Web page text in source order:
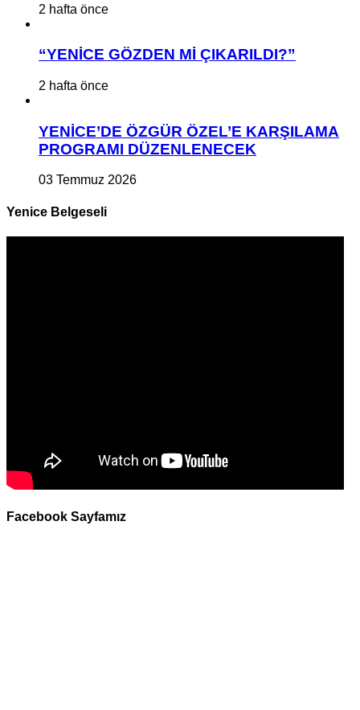
2 hafta önce
“YENİCE GÖZDEN Mİ ÇIKARILDI?”
2 hafta önce
YENİCE’DE ÖZGÜR ÖZEL’E KARŞILAMA
PROGRAMI DÜZENLENECEK
03 Temmuz 2026
Yenice Belgeseli
Facebook Sayfamız